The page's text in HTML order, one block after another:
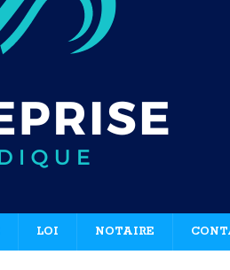
LOI NOTAIRE